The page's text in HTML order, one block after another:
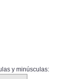
y minúsculas: